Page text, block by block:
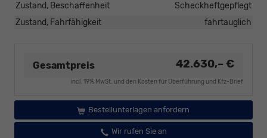
Zustand, Beschaffenheit
Scheckheftgepflegt
Zustand, Fahrfähigkeit
fahrtauglich
Gesamtpreis 42.630,– €
incl. 19% MwSt. und den Kosten für Überführung und Kfz-Brief
Bestellunterlagen anfordern
Wir rufen Sie an